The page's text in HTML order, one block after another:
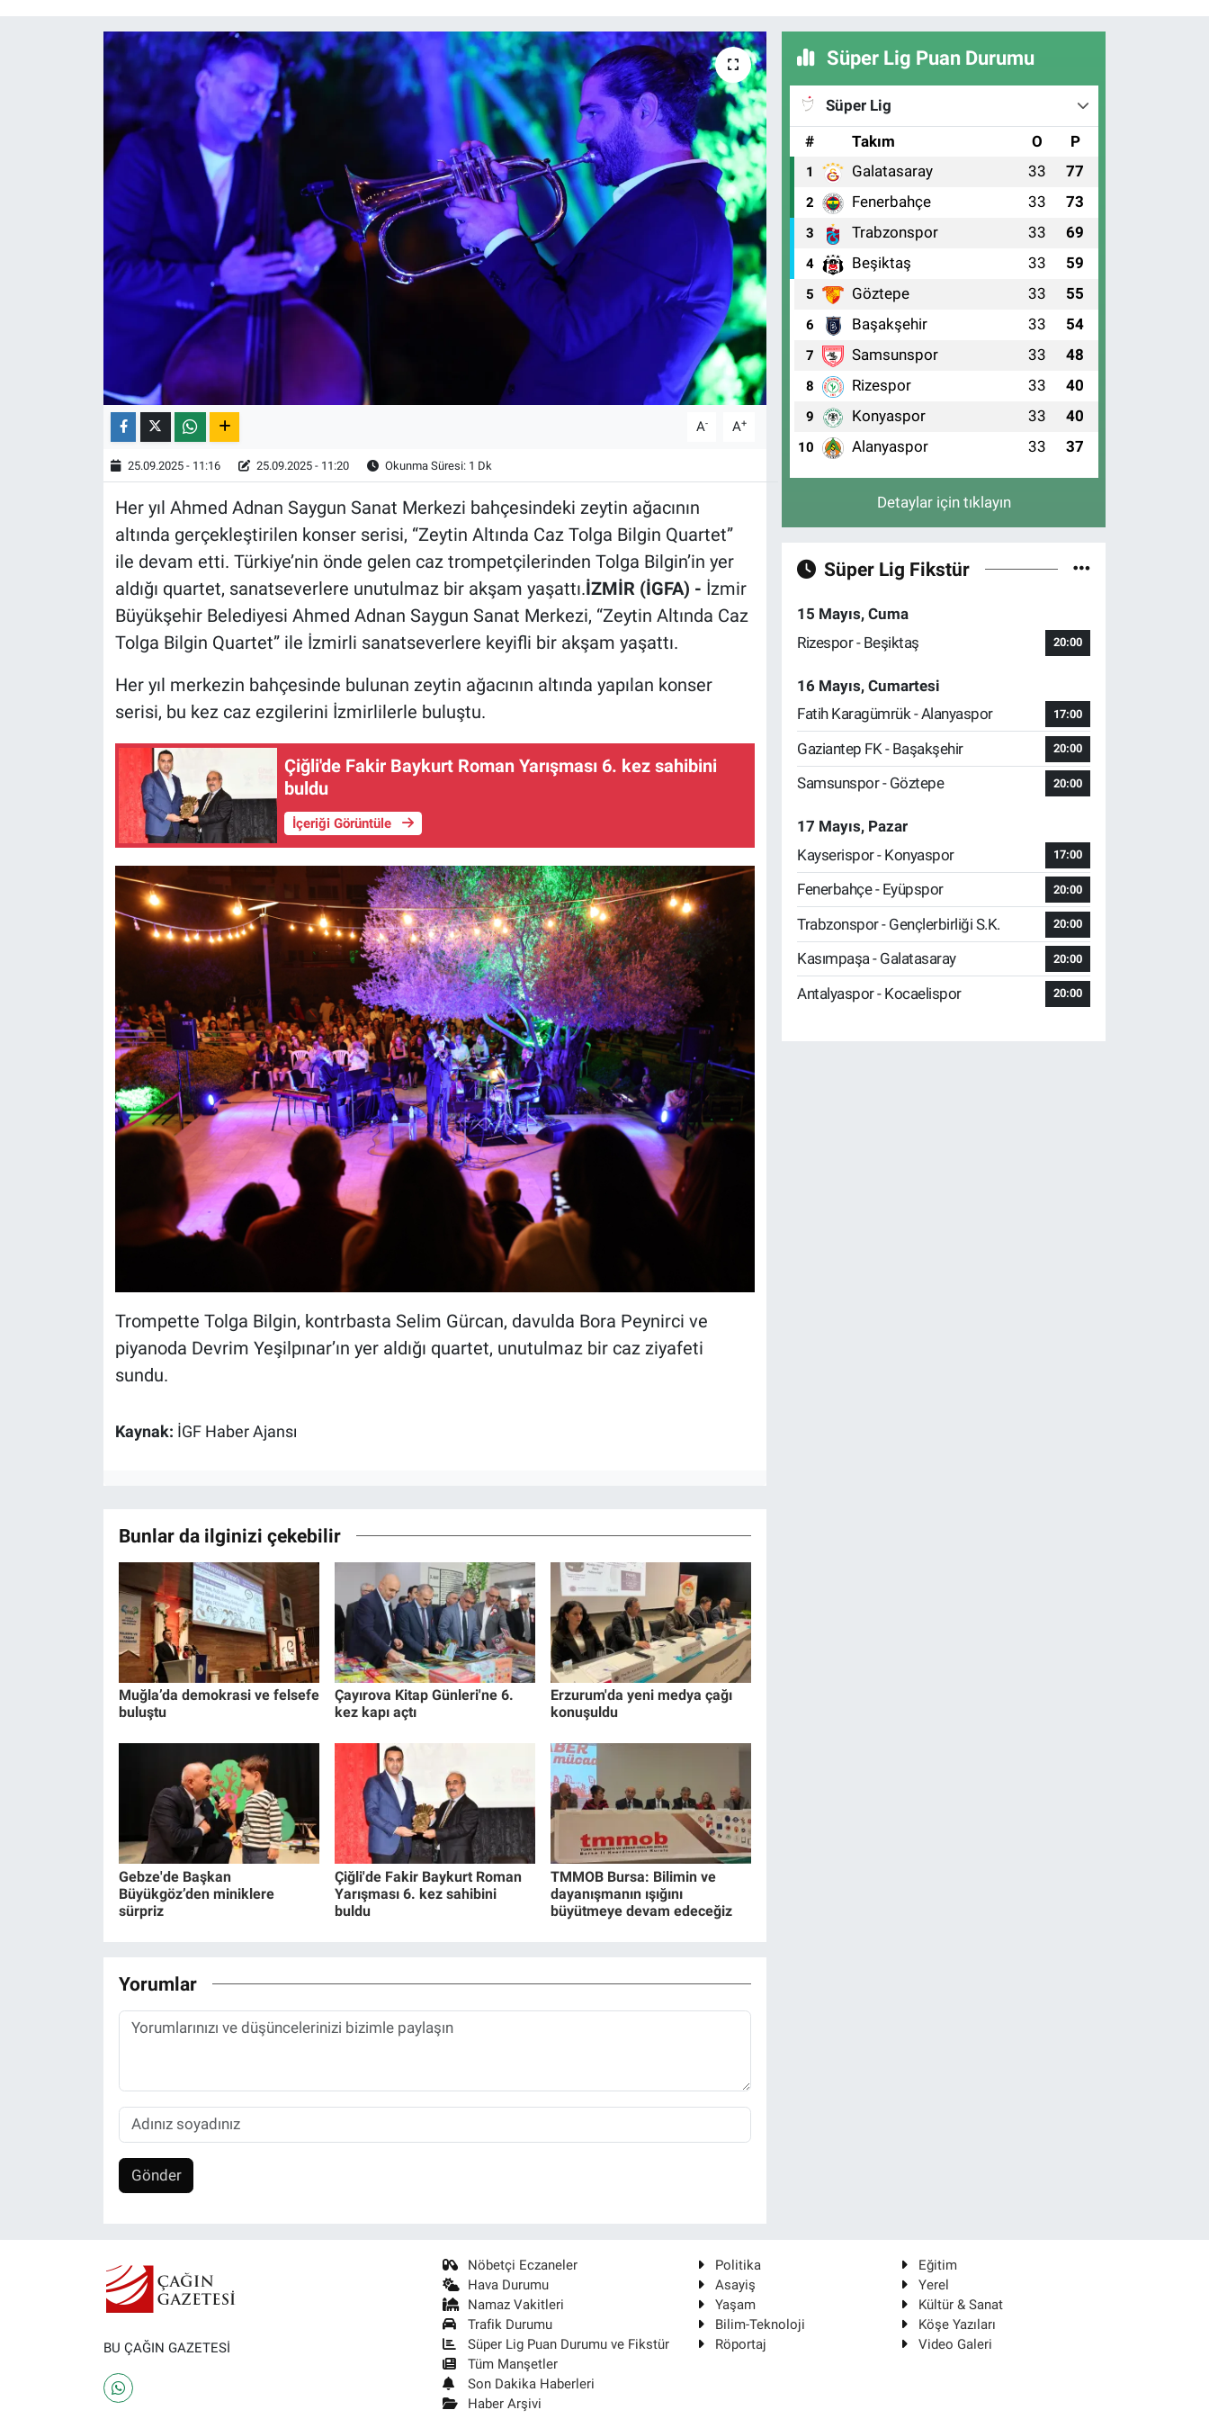
A- A+
25.09.2025 - 11:16 25.09.2025 - 11:20 Okunma Süresi: 1 Dk
Her yıl Ahmed Adnan Saygun Sanat Merkezi bahçesindeki zeytin ağacının
altında gerçekleştirilen konser serisi, “Zeytin Altında Caz Tolga Bilgin Quartet”
ile devam etti. Türkiye’nin önde gelen caz trompetçilerinden Tolga Bilgin’in yer
aldığı quartet, sanatseverlere unutulmaz bir akşam yaşattı.İZMİR (İGFA) - İzmir
Büyükşehir Belediyesi Ahmed Adnan Saygun Sanat Merkezi, “Zeytin Altında Caz
Tolga Bilgin Quartet” ile İzmirli sanatseverlere keyifli bir akşam yaşattı.
Her yıl merkezin bahçesinde bulunan zeytin ağacının altında yapılan konser
serisi, bu kez caz ezgilerini İzmirlilerle buluştu.
Çiğli'de Fakir Baykurt Roman Yarışması 6. kez sahibini
buldu
İçeriği Görüntüle
Trompette Tolga Bilgin, kontrbasta Selim Gürcan, davulda Bora Peynirci ve
piyanoda Devrim Yeşilpınar’ın yer aldığı quartet, unutulmaz bir caz ziyafeti
sundu.
Kaynak: İGF Haber Ajansı
Bunlar da ilginizi çekebilir
Muğla’da demokrasi ve felsefe
buluştu
Çayırova Kitap Günleri'ne 6.
kez kapı açtı
Erzurum'da yeni medya çağı
konuşuldu
Gebze'de Başkan
Büyükgöz’den miniklere
sürpriz
Çiğli'de Fakir Baykurt Roman
Yarışması 6. kez sahibini
buldu
TMMOB Bursa: Bilimin ve
dayanışmanın ışığını
büyütmeye devam edeceğiz
Yorumlar
Gönder
Süper Lig Puan Durumu
Süper Lig
#
Takım O P
1 Galatasaray 33 77
2 Fenerbahçe 33 73
3 Trabzonspor 33 69
4 Beşiktaş 33 59
5 Göztepe 33 55
6 Başakşehir 33 54
7 Samsunspor 33 48
8 Rizespor 33 40
9 Konyaspor 33 40
10 Alanyaspor 33 37
Detaylar için tıklayın
Süper Lig Fikstür
15 Mayıs, Cuma
Rizespor - Beşiktaş
20:00
16 Mayıs, Cumartesi
Fatih Karagümrük - Alanyaspor
17:00
Gaziantep FK - Başakşehir 20:00
Samsunspor - Göztepe 20:00
17 Mayıs, Pazar
Kayserispor - Konyaspor
17:00
Fenerbahçe - Eyüpspor 20:00
Trabzonspor - Gençlerbirliği S.K. 20:00
Kasımpaşa - Galatasaray 20:00
Antalyaspor - Kocaelispor 20:00
BU ÇAĞIN GAZETESİ
Nöbetçi Eczaneler
Hava Durumu
Namaz Vakitleri
Trafik Durumu
Süper Lig Puan Durumu ve Fikstür
Tüm Manşetler
Son Dakika Haberleri
Haber Arşivi
Politika
Eğitim
Asayiş
Yerel
Yaşam
Kültür & Sanat
Bilim-Teknoloji
Köşe Yazıları
Röportaj
Video Galeri
Röportaj
Video Galeri